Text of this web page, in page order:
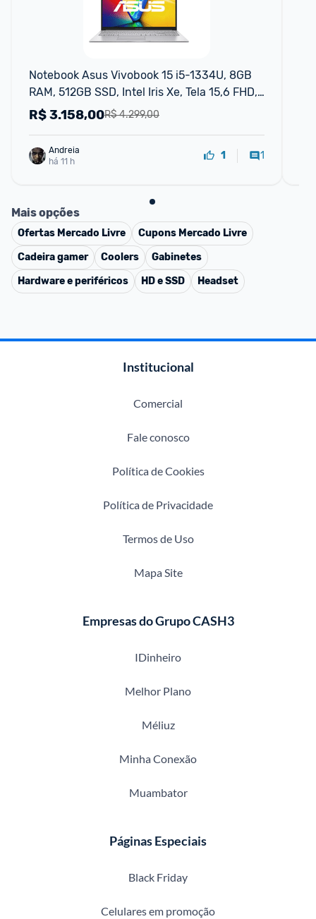
Notebook Asus Vivobook 15 i5-1334U, 8GB
RAM, 512GB SSD, Intel Iris Xe, Tela 15,6 FHD,
Windows 11
R$ 4.299,00
R$3.158,00
Andreia
há 11 h
1 1
Mais opções
Ofertas Mercado Livre Cupons Mercado Livre
Cadeira gamer
Coolers
Gabinetes
Hardware e periféricos
HD e SSD Headset
Institucional
Comercial
Fale conosco
Política de Cookies
Política de Privacidade
Termos de Uso
Mapa Site
Empresas do Grupo CASH3
IDinheiro
Melhor Plano
Méliuz
Minha Conexão
Muambator
Páginas Especiais
Black Friday
Celulares em promoção